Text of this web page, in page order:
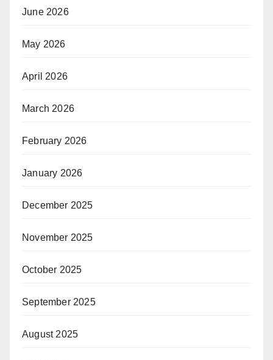
June 2026
May 2026
April 2026
March 2026
February 2026
January 2026
December 2025
November 2025
October 2025
September 2025
August 2025